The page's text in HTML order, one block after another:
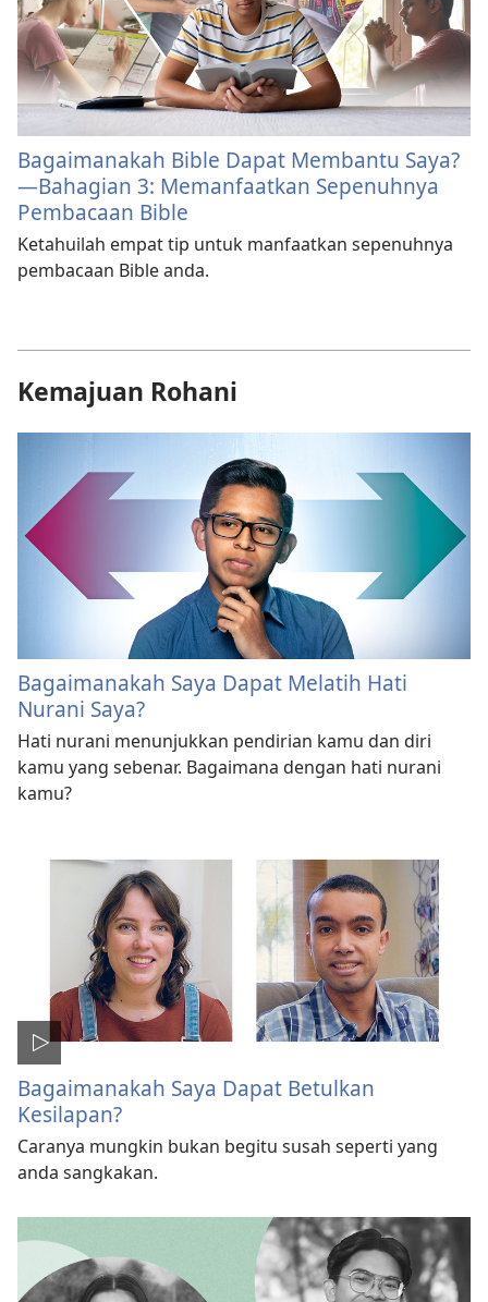
Bagaimanakah Bible Dapat Membantu Saya?
—Bahagian 3: Memanfaatkan Sepenuhnya
Pembacaan Bible
Ketahuilah empat tip untuk manfaatkan sepenuhnya
pembacaan Bible anda.
Kemajuan Rohani
Bagaimanakah Saya Dapat Melatih Hati
Nurani Saya?
Hati nurani menunjukkan pendirian kamu dan diri
kamu yang sebenar. Bagaimana dengan hati nurani
kamu?
Bagaimanakah Saya Dapat Betulkan
Kesilapan?
Caranya mungkin bukan begitu susah seperti yang
anda sangkakan.